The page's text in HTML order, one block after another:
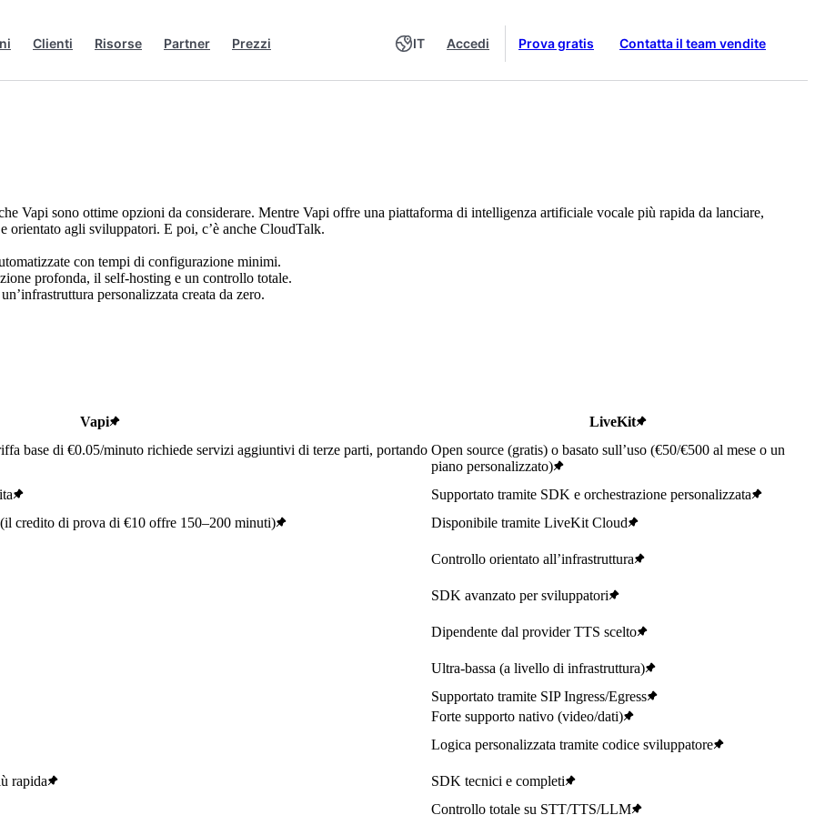
Clienti Risorse Partner Prezzi IT Accedi Prova gratis Contatta il team vendite
Vapi sono ottime opzioni da considerare. Mentre Vapi offre una piattaforma di intelligenza artificiale vocale più rapida da lanciare,
orientato agli sviluppatori. E poi, c’è anche CloudTalk.
con tempi di configurazione minimi.
profonda, il self-hosting e un controllo totale.
personalizzata creata da zero.
Vapi
LiveKit
base di €0.05/minuto richiede servizi aggiuntivi di terze parti, portando Open source (gratis) o basato sull’uso (€50/€500 al mese o un
piano personalizzato)
Supportato tramite SDK e orchestrazione personalizzata
credito di prova di €10 offre 150–200 minuti)
Disponibile tramite LiveKit Cloud
Controllo orientato all’infrastruttura
SDK avanzato per sviluppatori
Dipendente dal provider TTS scelto
Ultra-bassa (a livello di infrastruttura)
Supportato tramite SIP Ingress/Egress
Forte supporto nativo (video/dati)
Logica personalizzata tramite codice sviluppatore
rapida
SDK tecnici e completi
Controllo totale su STT/TTS/LLM